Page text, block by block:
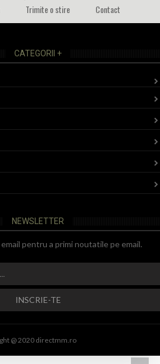
Trimite o stire Contact
CATEGORII +
NEWSLETTER
pentru a primi noutatile pe email.
@ 2020 directmm.ro